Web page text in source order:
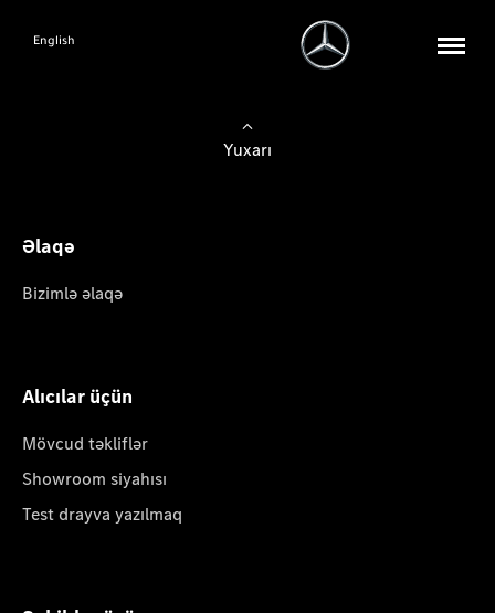
English
Yuxarı
Əlaqə
Bizimlə əlaqə
Alıcılar üçün
Mövcud təkliflər
Showroom siyahısı
Test drayva yazılmaq